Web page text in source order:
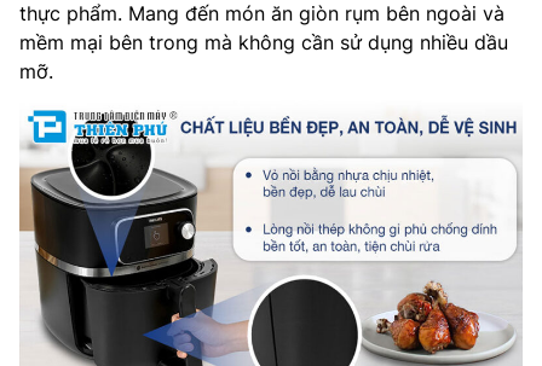
thực phẩm. Mang đến món ăn giòn rụm bên ngoài và
mềm mại bên trong mà không cần sử dụng nhiều dầu
mỡ.